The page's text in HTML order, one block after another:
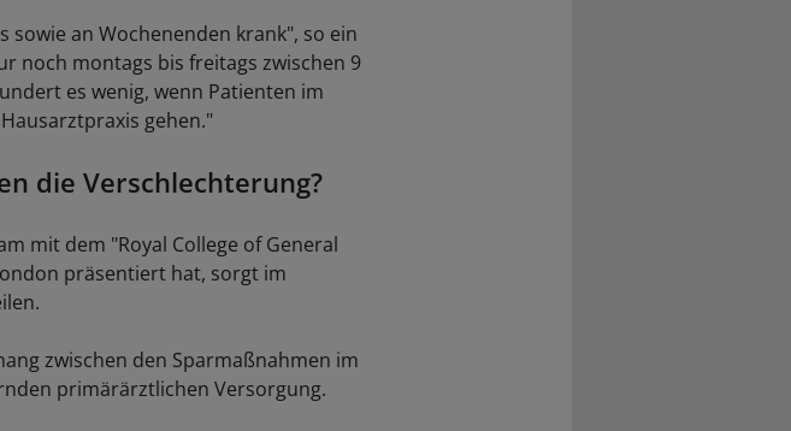
sowie an Wochenenden krank", so ein
noch montags bis freitags zwischen 9
es wenig, wenn Patienten im
gehen."
die Verschlechterung?
mit dem "Royal College of General
präsentiert hat, sorgt im
zwischen den Sparmaßnahmen im
primärärztlichen Versorgung.